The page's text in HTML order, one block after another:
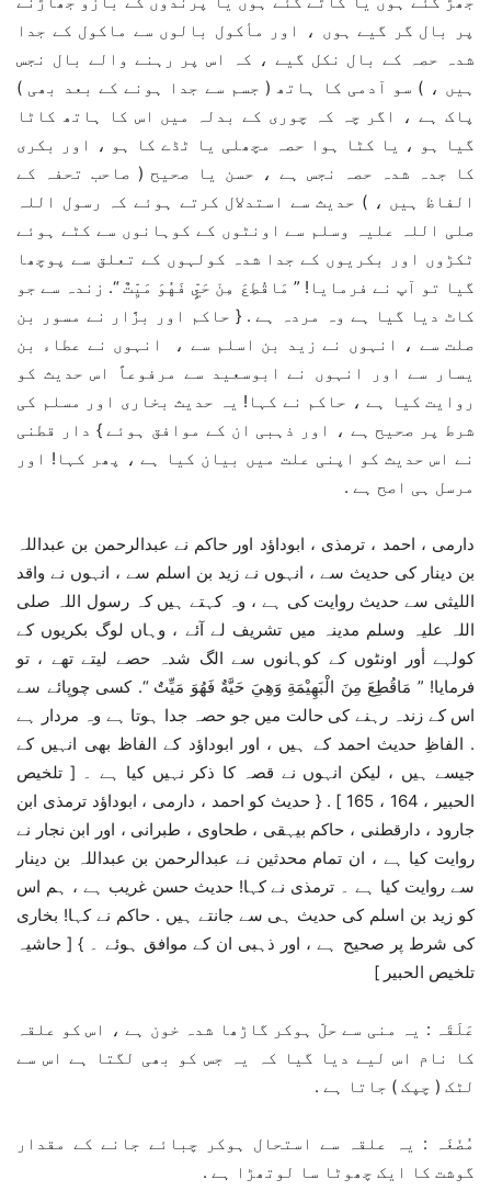
پر بال گر گیے ہوں ، اور مأکول بالوں سے ماکول کے جدا
شدہ حصہ کے بال نکل گیے ، کہ اس پر رہنے والے بال نجس
ہیں ، ) سو آدمی کا ہاتھ ( جسم سے جدا ہونے کے بعد بھی )
پاک ہے ، اگر چہ کہ چوری کے بدلہ میں اس کا ہاتھ کاٹا
گیا ہو ، یا کٹا ہوا حصہ مچھلی یا ٹڈے کا ہو ، اور بکری
کا جدہ شدہ حصہ نجس ہے ، حسن یا صحیح ( صاحب تحفہ کے
الفاظ ہیں ، ) حدیث سے استدلال کرتے ہوئے کہ رسول اللہ
صلی اللہ علیہ وسلم سے اونٹوں کے کوہانوں سے کٹے ہوئے
ٹکڑوں اور بکریوں کے جدا شدہ کولہوں کے تعلق سے پوچھا
گیا تو آپ نے فرمایا! ” مَاقُطِعَ مِنْ حَيٍّ فَهُوَ مَيِّتٌ “. زندہ سے جو
کاٹ دیا گیا ہے وہ مردہ ہے . { حاکم اور بزَّار نے مسور بن
صلت سے ، انہوں نے زید بن اسلم سے ، انہوں نے عطاء بن
یسار سے اور انہوں نے ابوسعید سے مرفوعاً اس حدیث کو
روایت کیا ہے ، حاکم نے کہا! یہ حدیث بخاری اور مسلم کی
شرط پر صحیح ہے ، اور ذہبی ان کے موافق ہوئے } دار قطنی
نے اس حدیث کو اپنی علت میں بیان کیا ہے ، پھر کہا! اور
مرسل ہی اصح ہے .
دارمی ، احمد ، ترمذی ، ابوداؤد اور حاکم نے عبدالرحمن بن عبداللہ
بن دینار کی حدیث سے ، انہوں نے زید بن اسلم سے ، انہوں نے واقد
اللیثی سے حدیث روایت کی ہے ، وہ کہتے ہیں کہ رسول اللہ صلی
اللہ علیہ وسلم مدینہ میں تشریف لے آئے ، وہاں لوگ بکریوں کے
کولہے أور اونٹوں کے کوہانوں سے الگ شدہ حصے لیتے تھے ، تو
فرمایا! ” مَاقُطِعَ مِنَ الْبَهِيْمَةِ وَهِيَ حَيَّةٌ فَهُوَ مَيِّتٌ “. کسی چوپائے سے
اس کے زندہ رہنے کی حالت میں جو حصہ جدا ہوتا ہے وہ مردار ہے
. الفاظِ حدیث احمد کے ہیں ، اور ابوداؤد کے الفاظ بھی انہیں کے
جیسے ہیں ، لیکن انہوں نے قصہ کا ذکر نہیں کیا ہے ۔ [ تلخیص
الحبیر ، 164 ، 165 ] . { حدیث کو احمد ، دارمی ، ابوداؤد ترمذی ابن
جارود ، دارقطنی ، حاکم بیہقی ، طحاوی ، طبرانی ، اور ابن نجار نے
روایت کیا ہے ، ان تمام محدثین نے عبدالرحمن بن عبداللہ بن دینار
سے روایت کیا ہے ۔ ترمذی نے کہا! حدیث حسن غریب ہے ، ہم اس
کو زید بن اسلم کی حدیث ہی سے جانتے ہیں . حاکم نے کہا! بخاری
کی شرط پر صحیح ہے ، اور ذہبی ان کے موافق ہوئے ۔ } [ حاشیہ
تلخیص الحبیر ]
عَلَقَہ : یہ منی سے حلّ ہوکر گاڑھا شدہ خون ہے ، اس کو علقہ
کا نام اس لیے دیا گیا کہ یہ جس کو بھی لگتا ہے اس سے
لٹک ( چپک ) جاتا ہے .
مُضْغَہ : یہ علقہ سے استحال ہوکر چبائے جانے کے مقدار
گوشت کا ایک چھوٹا سا لوتھڑا ہے .